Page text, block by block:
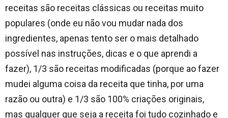
receitas são receitas clássicas ou receitas muito
populares (onde eu não vou mudar nada dos
ingredientes, apenas tento ser o mais detalhado
possível nas instruções, dicas e o que aprendi a
fazer), 1/3 são receitas modificadas (porque ao fazer
mudei alguma coisa da receita que tinha, por uma
razão ou outra) e 1/3 são 100% criações originais,
mas qualquer que seja a receita foi tudo cozinhado e